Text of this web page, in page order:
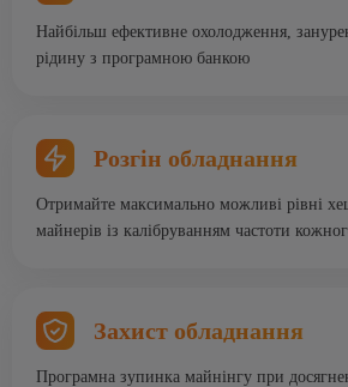
Найбільш ефективне охолодження,
рідину з програмною банкою
Розгін обладнання
Отримайте максимально можливі рівні
майнерів із калібруванням частоти
Захист обладнання
Програмна зупинка майнінгу при